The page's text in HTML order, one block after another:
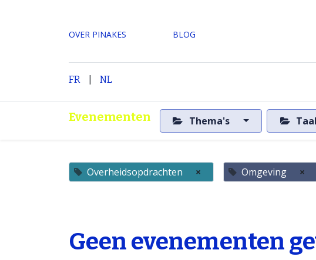
OVER PINAKES ​BLOG
FR | NL
Evenementen Thema's Taal
Overheidsopdrachten × Omgeving ×
Geen evenementen